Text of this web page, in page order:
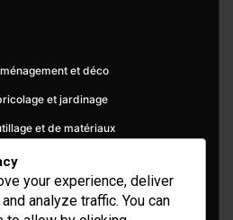
et déco
et jardinage
et de matériaux
your experience, deliver
analyze traffic. You can